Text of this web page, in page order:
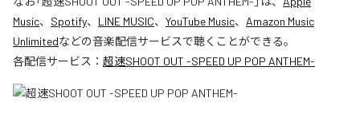
Music、 Spotify、 LINE MUSIC、 YouTube Music、 Amazon Music
Unlimitedなどの音楽配信サービスで聴くことができる。
各配信サービス： 超速SHOOT OUT -SPEED UP POP ANTHEM-